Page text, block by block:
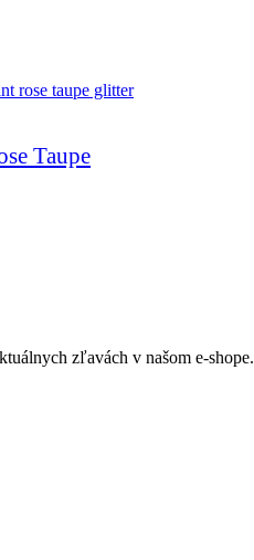
Taupe
zľavách v našom e-shope.